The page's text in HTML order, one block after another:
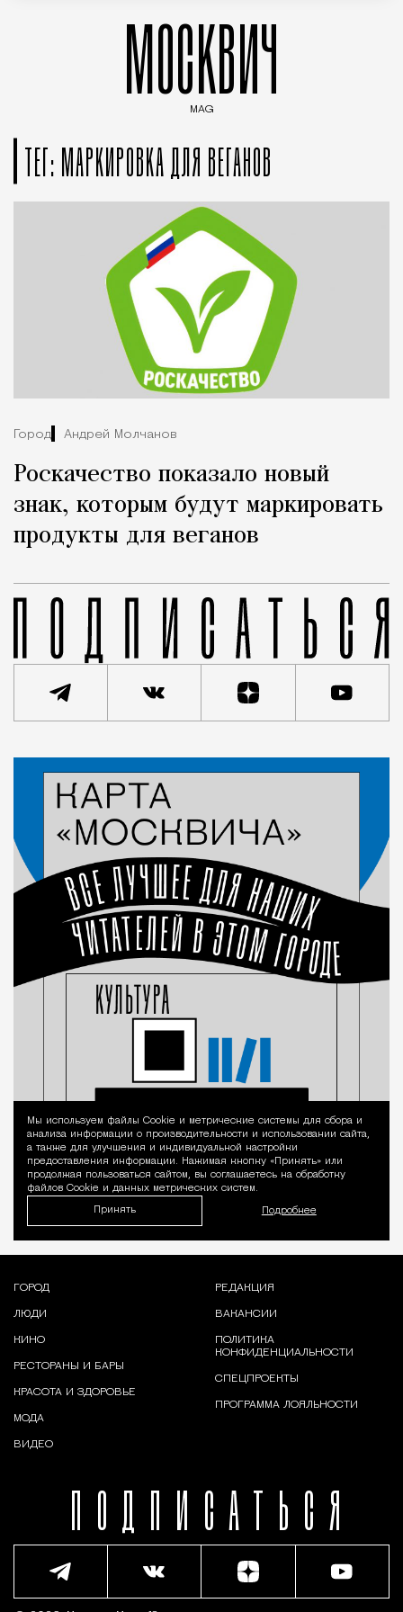
МОСКВИЧ
MAG
ТЕГ: МАРКИРОВКА ДЛЯ ВЕГАНОВ
Город Андрей Молчанов
Роскачество показало новый
знак, которым будут маркировать
продукты для веганов
Уведомление
Мы используем файлы Сookie и метрические системы для сбора и
анализа информации о производительности и использовании сайта,
а также для улучшения и индивидуальной настройки
предоставления информации. Нажимая кнопку «Принять» или
продолжая пользоваться сайтом, вы соглашаетесь на обработку
файлов Cookie и данных метрических систем.
Принять Подробнее
ПОДПИСАТЬСЯ
ГОРОД
ЛЮДИ
КИНО
РЕСТОРАНЫ И БАРЫ
КРАСОТА И ЗДОРОВЬЕ
МОДА
ВИДЕО
РЕДАКЦИЯ
ВАКАНСИИ
ПОЛИТИКА
КОНФИДЕНЦИАЛЬНОСТИ
СПЕЦПРОЕКТЫ
ПРОГРАММА ЛОЯЛЬНОСТИ